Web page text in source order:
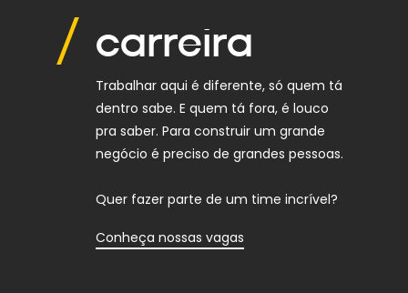
carreira
Trabalhar aqui é diferente, só quem tá
dentro sabe. E quem tá fora, é louco
pra saber. Para construir um grande
negócio é preciso de grandes pessoas.
Quer fazer parte de um time incrível?
Conheça nossas vagas